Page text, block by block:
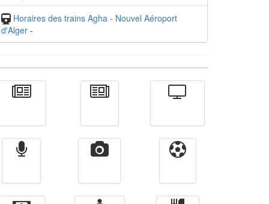
Horaires des trains Agha - Nouvel Aéroport
d'Alger -